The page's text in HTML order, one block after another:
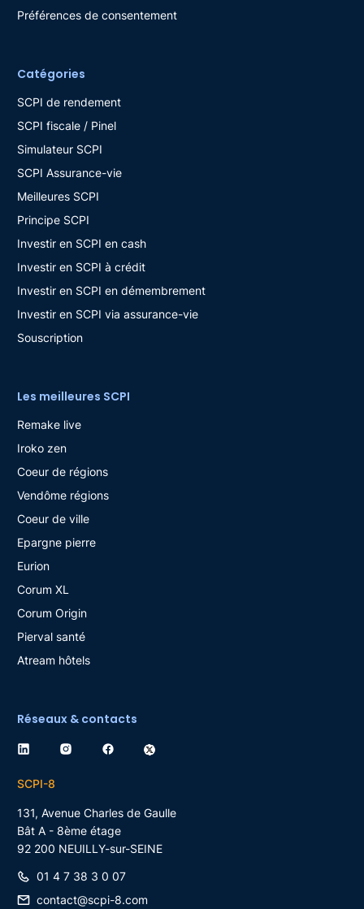
Préférences de consentement
Catégories
SCPI de rendement
SCPI fiscale / Pinel
Simulateur SCPI
SCPI Assurance-vie
Meilleures SCPI
Principe SCPI
Investir en SCPI en cash
Investir en SCPI à crédit
Investir en SCPI en démembrement
Investir en SCPI via assurance-vie
Souscription
Les meilleures SCPI
Remake live
Iroko zen
Coeur de régions
Vendôme régions
Coeur de ville
Epargne pierre
Eurion
Corum XL
Corum Origin
Pierval santé
Atream hôtels
Réseaux & contacts
SCPI-8
131, Avenue Charles de Gaulle
Bât A - 8ème étage
92 200 NEUILLY-sur-SEINE
01 4 7 38 3 0 07
contact@scpi-8.com